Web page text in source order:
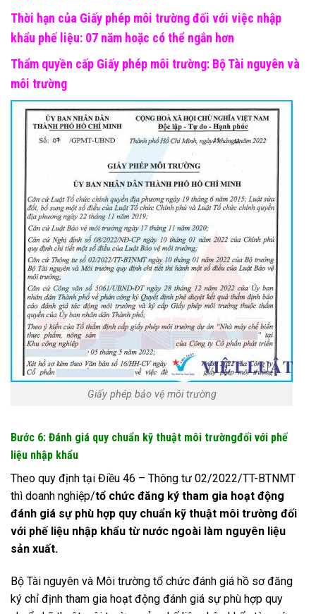
Thời hạn của Giấy phép môi trường đối với việc nhập
khẩu phế liệu: 07 năm hoặc có thể ngắn hơn
Thẩm quyền cấp Giấy phép môi trường: Bộ Tài nguyên và
môi trường
Giấy phép bảo vệ môi trường
Bước 6: Đánh giá quy chuẩn kỹ thuật môi trườngđối với phế
liệu nhập khẩu
Theo quy định tại Điều 46 – Thông tư 02/2022/TT-BTNMT
thì doanh nghiệp/tổ chức đăng ký tham gia hoạt động
đánh giá sự phù hợp quy chuẩn kỹ thuật môi trường đối
với phế liệu nhập khẩu từ nước ngoài làm nguyên liệu
sản xuất.
Bộ Tài nguyên và Môi trường tổ chức đánh giá hồ sơ đăng
ký chỉ định tham gia hoạt động đánh giá sự phù hợp quy